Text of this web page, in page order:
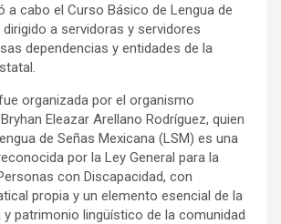
a cabo el Curso Básico de Lengua de
dirigido a servidoras y servidores
dependencias y entidades de la
organizada por el organismo
Eleazar Arellano Rodríguez, quien
de Señas Mexicana (LSM) es una
por la Ley General para la
con Discapacidad, con
propia y un elemento esencial de la
y patrimonio lingüístico de la comunidad